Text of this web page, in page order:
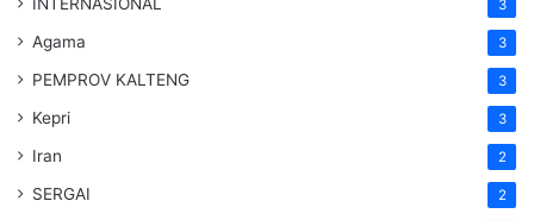
3
Agama 3
PEMPROV KALTENG 3
Kepri 3
Iran 2
SERGAI 2